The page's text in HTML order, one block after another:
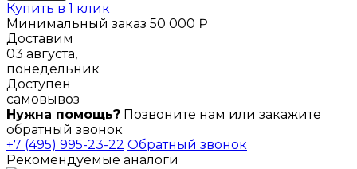
Купить в 1 клик
Минимальный заказ 50 000 ₽
Доставим
03 августа,
понедельник
Доступен
самовывоз
Нужна помощь? Позвоните нам или закажите
обратный звонок
+7 (495) 995-23-22 Обратный звонок
Рекомендуемые аналоги